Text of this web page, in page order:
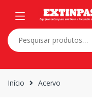
navigation
content
Pesquisar
por:
Início Acervo